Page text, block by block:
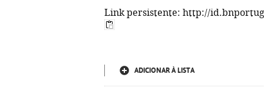
Link persistente: http://
ADICIONAR À LISTA